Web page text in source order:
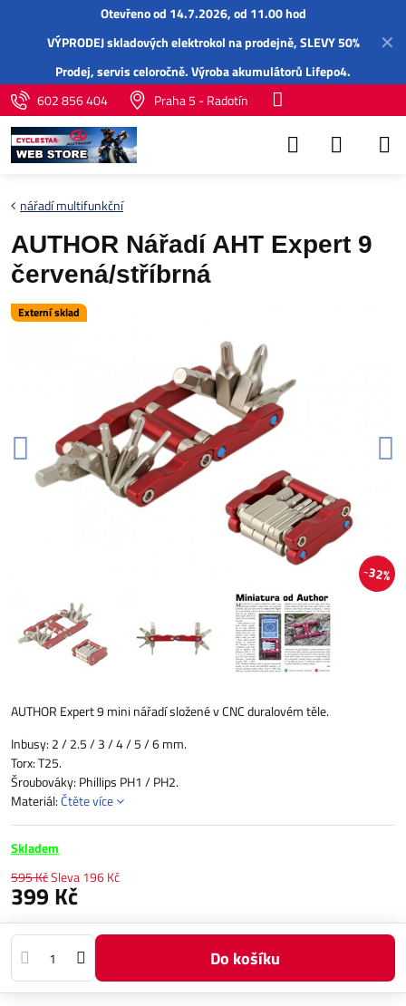
✕
Otevřeno od 14.7.2026, od 11.00 hod
VÝPRODEJ skladových elektrokol na prodejně, SLEVY 50%
Prodej,servisceloročně.Výroba akumulátorů Lifepo4.
602 856 404
Praha 5 - Radotín
Externí sklad
32%
nářadí multifunkční
AUTHOR Nářadí AHT Expert 9
červená/stříbrná
AUTHOR Expert 9 mini nářadí složené v CNC duralovém těle.
Inbusy: 2 / 2.5 / 3 / 4 / 5 / 6 mm.
Torx: T25.
Šroubováky: Phillips PH1 / PH2.
Materiál:Čtěte více
Skladem
595 KčSleva196 Kč
399 Kč
Do košíku